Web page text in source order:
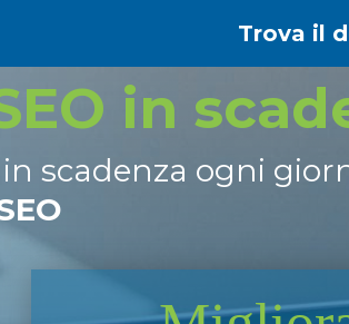
Trova il
in
scadenza ogni